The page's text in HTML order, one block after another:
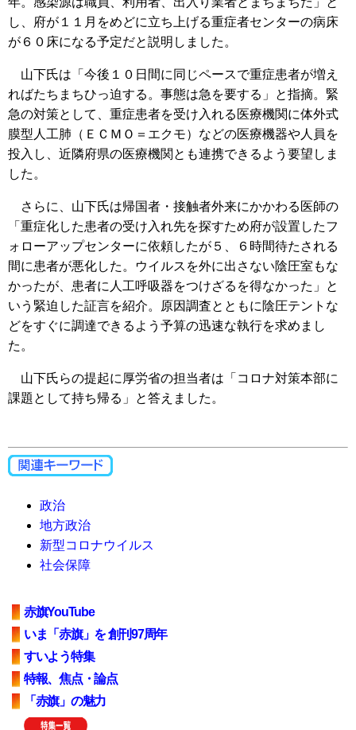
し、府が１１月をめどに立ち上げる重症者センターの病床
が６０床になる予定だと説明しました。
山下氏は「今後１０日間に同じペースで重症患者が増え
ればたちまちひっ迫する。事態は急を要する」と指摘。緊
急の対策として、重症患者を受け入れる医療機関に体外式
膜型人工肺（ＥＣＭＯ＝エクモ）などの医療機器や人員を
投入し、近隣府県の医療機関とも連携できるよう要望しま
した。
さらに、山下氏は帰国者・接触者外来にかかわる医師の
「重症化した患者の受け入れ先を探すため府が設置したフ
ォローアップセンターに依頼したが５、６時間待たされる
間に患者が悪化した。ウイルスを外に出さない陰圧室もな
かったが、患者に人工呼吸器をつけざるを得なかった」と
いう緊迫した証言を紹介。原因調査とともに陰圧テントな
どをすぐに調達できるよう予算の迅速な執行を求めまし
た。
山下氏らの提起に厚労省の担当者は「コロナ対策本部に
課題として持ち帰る」と答えました。
政治
地方政治
新型コロナウイルス
社会保障
赤旗YouTube
いま「赤旗」を 創刊97周年
すいよう特集
特報、焦点・論点
「赤旗」の魅力